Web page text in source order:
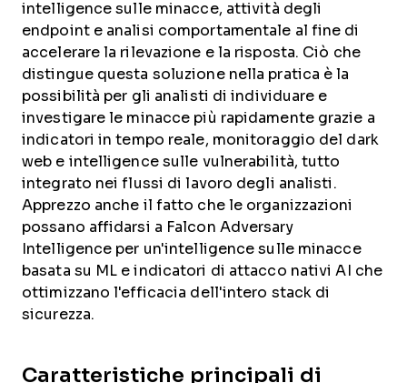
intelligence sulle minacce, attività degli
endpoint e analisi comportamentale al fine di
accelerare la rilevazione e la risposta. Ciò che
distingue questa soluzione nella pratica è la
possibilità per gli analisti di individuare e
investigare le minacce più rapidamente grazie a
indicatori in tempo reale, monitoraggio del dark
web e intelligence sulle vulnerabilità, tutto
integrato nei flussi di lavoro degli analisti.
Apprezzo anche il fatto che le organizzazioni
possano affidarsi a Falcon Adversary
Intelligence per un'intelligence sulle minacce
basata su ML e indicatori di attacco nativi AI che
ottimizzano l'efficacia dell'intero stack di
sicurezza.
Caratteristiche principali di